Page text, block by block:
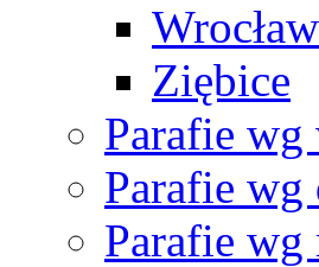
Ziębice
Parafie wg
Parafie wg
Parafie